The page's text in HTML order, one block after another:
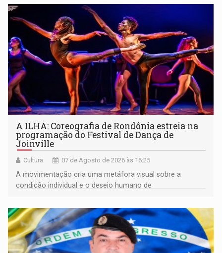
A ILHA: Coreografia de Rondônia estreia na
programação do Festival de Dança de
Joinville
Cultura 07 de Agosto de 2026 às 16:25
A movimentação cria uma metáfora visual sobre a
condição individual e o desejo humano de